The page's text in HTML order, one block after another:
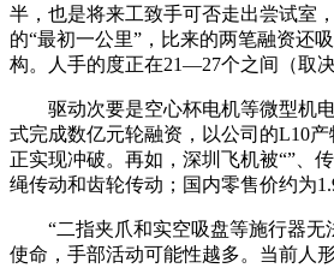
半，也是将来工致手可否走出尝试室
的“最初一公里”，比来的两笔融资还
构。人手的度正在21—27个之间（取
驱动次要是空心杯电机等微型机电
式完成数亿元轮融资，以公司的L10
正实现冲破。再如，深圳飞机被“”、
绳传动和齿轮传动；国内零售价约为
“二指夹爪和实空吸盘等施行器无
使命，手部活动可能性越多。当前人